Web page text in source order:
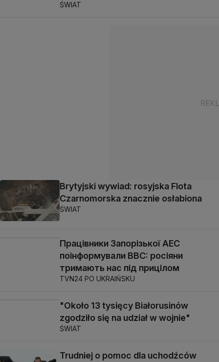
ŚWIAT
Brytyjski wywiad: rosyjska Flota
Czarnomorska znacznie osłabiona
ŚWIAT
Працівники Запорізької АЕС
поінформували BBC: росіяни
тримають нас під прицілом
TVN24 PO UKRAIŃSKU
"Około 13 tysięcy Białorusinów
zgodziło się na udział w wojnie"
ŚWIAT
Trudniej o pomoc dla uchodźców